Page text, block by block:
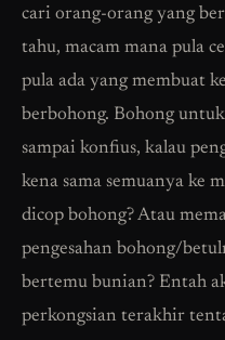
cari orang-orang yang
tahu, macam mana pula
pula ada yang membuat
berbohong. Bohong
sampai konfius, kalau
kena sama semuanya ke
dicop bohong? Atau
pengesahan bohong/
bertemu bunian? Entah
perkongsian terakhir